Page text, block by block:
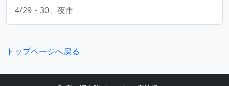
4/29・30、夜市
トップページへ戻る